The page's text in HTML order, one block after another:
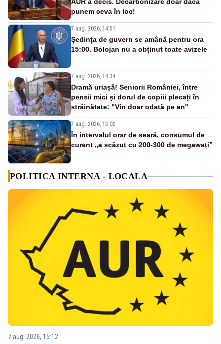
punem ceva în loc!
7 aug. 2026, 14:51
Ședința de guvern se amână pentru ora
15:00. Bolojan nu a obținut toate avizele
7 aug. 2026, 14:34
Dramă uriașă! Seniorii României, între
pensii mici și dorul de copiii plecați în
străinătate: "Vin doar odată pe an"
7 aug. 2026, 13:02
În intervalul orar de seară, consumul de
curent „a scăzut cu 200-300 de megawați”
POLITICA INTERNA - LOCALA
7 aug. 2026, 15:12